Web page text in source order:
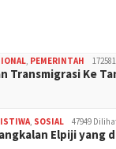
, PEMERINTAH
Transmigrasi Ke
, SOSIAL 47949
Elpiji yang